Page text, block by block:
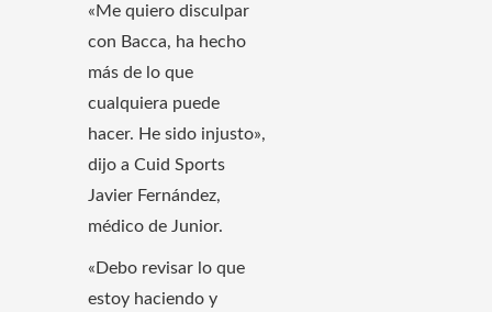
«Me quiero disculpar
con Bacca, ha hecho
más de lo que
cualquiera puede
hacer. He sido injusto»,
dijo a Cuid Sports
Javier Fernández,
médico de Junior.
«Debo revisar lo que
estoy haciendo y